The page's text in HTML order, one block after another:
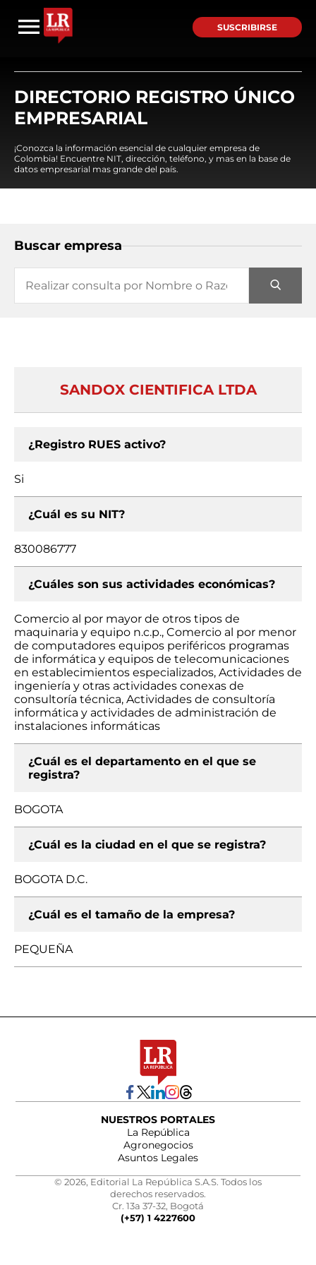
SUSCRIBIRSE
DIRECTORIO REGISTRO ÚNICO
EMPRESARIAL
¡Conozca la información esencial de cualquier empresa de
Colombia! Encuentre NIT, dirección, teléfono, y mas en la base de
datos empresarial mas grande del país.
Buscar empresa
SANDOX CIENTIFICA LTDA
¿Registro RUES activo?
Si
¿Cuál es su NIT?
830086777
¿Cuáles son sus actividades económicas?
Comercio al por mayor de otros tipos de
maquinaria y equipo n.c.p., Comercio al por menor
de computadores equipos periféricos programas
de informática y equipos de telecomunicaciones
en establecimientos especializados, Actividades de
ingeniería y otras actividades conexas de
consultoría técnica, Actividades de consultoría
informática y actividades de administración de
instalaciones informáticas
¿Cuál es el departamento en el que se
registra?
BOGOTA
¿Cuál es la ciudad en el que se registra?
BOGOTA D.C.
¿Cuál es el tamaño de la empresa?
PEQUEÑA
NUESTROS PORTALES
La República
Agronegocios
Asuntos Legales
© 2026, Editorial La República S.A.S. Todos los
derechos reservados.
Cr. 13a 37-32, Bogotá
(+57) 1 4227600